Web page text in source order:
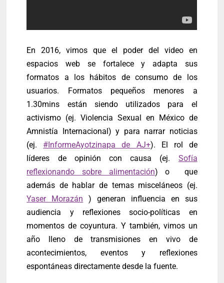
En 2016, vimos que el poder del video en
espacios web se fortalece y adapta sus
formatos a los hábitos de consumo de los
usuarios. Formatos pequeños menores a
1.30mins están siendo utilizados para el
activismo (ej. Violencia Sexual en México de
Amnistía Internacional) y para narrar noticias
(ej. #InformeAyotzinapa de AJ+). El rol de
líderes de opinión con causa (ej. Sofía
reflexionando sobre alimentación) o que
además de hablar de temas misceláneos (ej.
Yaser Morazán ) generan influencia en sus
audiencia y reflexiones socio-políticas en
momentos de coyuntura. Y también, vimos un
año lleno de transmisiones en vivo de
acontecimientos, eventos y reflexiones
espontáneas directamente desde la fuente.